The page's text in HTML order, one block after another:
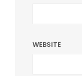
WEBSITE